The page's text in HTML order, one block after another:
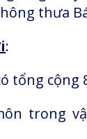
thưa
:
tổng cộng
trong